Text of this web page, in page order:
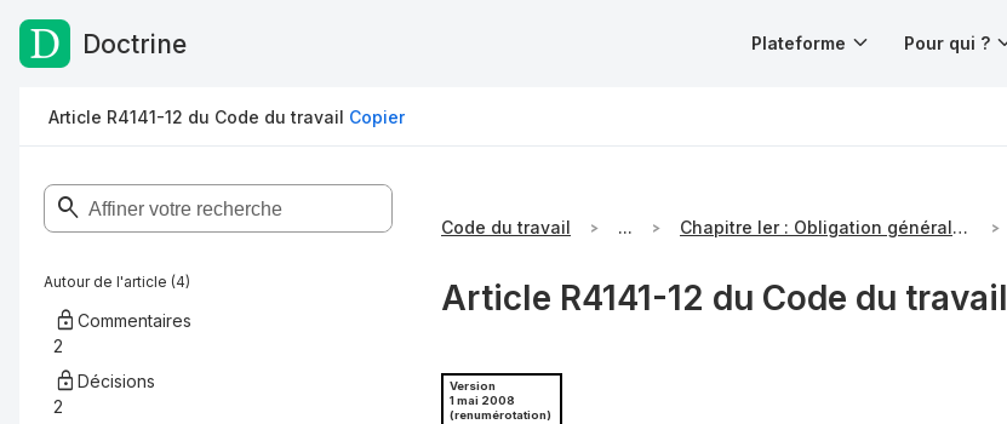
Passer au contenu
Doctrine Plateforme Pour qui ?
Article R4141-12 du Code du travail Copier
Autour de l'article (4)
Commentaires
2
Décisions
2
Code du travail ... Chapitre Ier : Obligation générale d'information et de formation
Article R4141-12 du Code du travail
Version
1 mai 2008
(renumérotation)